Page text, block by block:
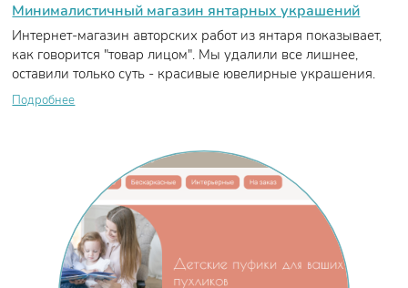
Минималистичный магазин янтарных украшений
Интернет-магазин авторских работ из янтаря показывает,
как говорится "товар лицом". Мы удалили все лишнее,
оставили только суть - красивые ювелирные украшения.
Подробнее